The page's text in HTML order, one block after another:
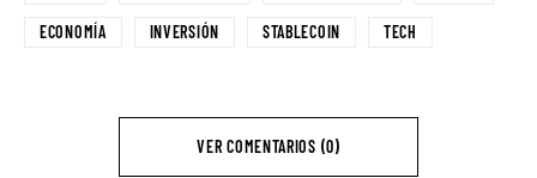
ECONOMÍA INVERSIÓN STABLECOIN TECH
VER COMENTARIOS (0)